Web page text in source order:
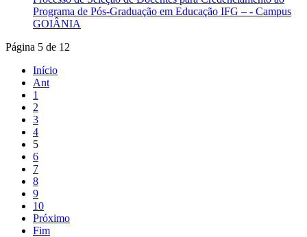
Programa de Pós-Graduação em Educação IFG – - Campus
GOIÂNIA
Página 5 de 12
Início
Ant
1
2
3
4
5
6
7
8
9
10
Próximo
Fim